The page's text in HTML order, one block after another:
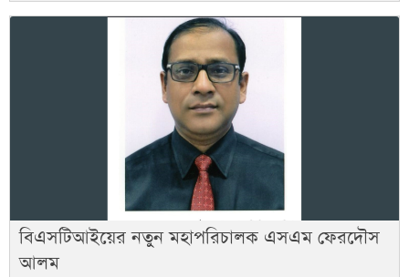
বিএসটিআইয়ের নতুন মহাপরিচালক এসএম ফেরদৌস
আলম